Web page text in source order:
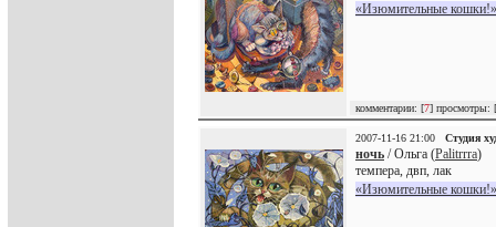
«Изюмительные
комментарии: [7] просмотры: [
2007-11-16 21:00 Студия
ночь / Ольга (Palitrrra)
темпера, двп, лак
«Изюмительные